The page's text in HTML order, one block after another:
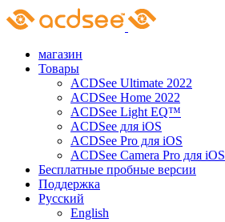
Skip
to
магазин
Товары
ACDSee Ultimate 2022
ACDSee Home 2022
ACDSee Light EQ™
ACDSee для iOS
ACDSee Pro для iOS
ACDSee Camera Pro для iOS
Бесплатные пробные версии
Поддержка
Pусский
English